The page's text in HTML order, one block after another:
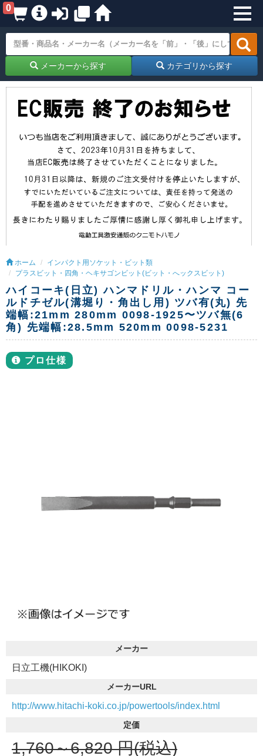
0
メーカーから探す カテゴリから探す
ホーム
インパクト用ソケット・ビット類
プラスビット・四角・ヘキサゴンビット(ビット・へックスビット)
ハイコーキ(日立) ハンマドリル・ハンマ コー
ルドチゼル(溝堀り・角出し用) ツバ有(丸) 先
端幅:21mm 280mm 0098-1925〜ツバ無(6
角) 先端幅:28.5mm 520mm 0098-5231
プロ仕様
メーカー
日立工機(HIKOKI)
メーカーURL
http://www.hitachi-koki.co.jp/powertools/index.html
定価
1,760～6,820 円(税込)